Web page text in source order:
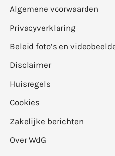
Algemene voorwaarden
Privacyverklaring
Beleid foto’s en
Disclaimer
Huisregels
Cookies
Zakelijke berichten
Over WdG